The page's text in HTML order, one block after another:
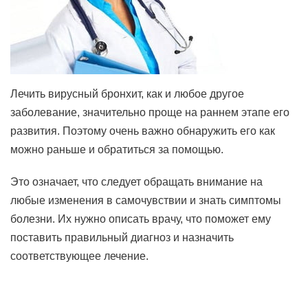
Лечить вирусный бронхит, как и любое другое
заболевание, значительно проще на раннем этапе его
развития. Поэтому очень важно обнаружить его как
можно раньше и обратиться за помощью.
Это означает, что следует обращать внимание на
любые изменения в самочувствии и знать симптомы
болезни. Их нужно описать врачу, что поможет ему
поставить правильный диагноз и назначить
соответствующее лечение.